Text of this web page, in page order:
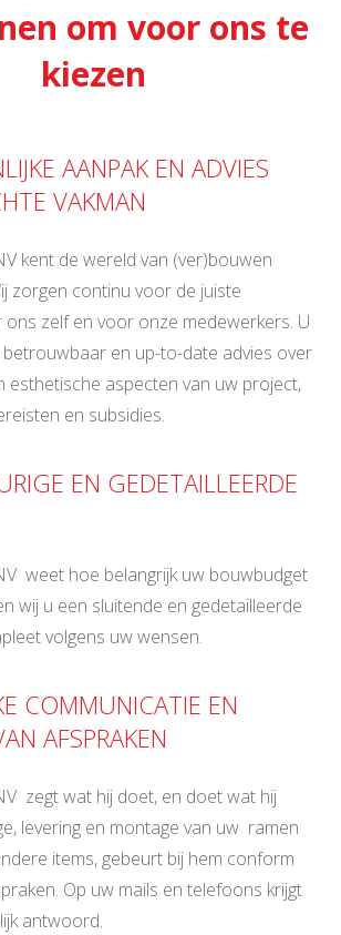
om voor ons te
kiezen
AANPAK EN ADVIES
VAKMAN
kent de wereld van (ver)bouwen
zorgen continu voor de juiste
ons zelf en voor onze medewerkers. U
en up-to-date advies over
esthetische aspecten van uw project,
en subsidies.
EN GEDETAILLEERDE
weet hoe belangrijk uw bouwbudget
wij u een sluitende en gedetailleerde
volgens uw wensen.
COMMUNICATIE EN
AFSPRAKEN
zegt wat hij doet, en doet wat hij
levering en montage van uw ramen
items, gebeurt bij hem conform
Op uw mails en telefoons krijgt
antwoord.